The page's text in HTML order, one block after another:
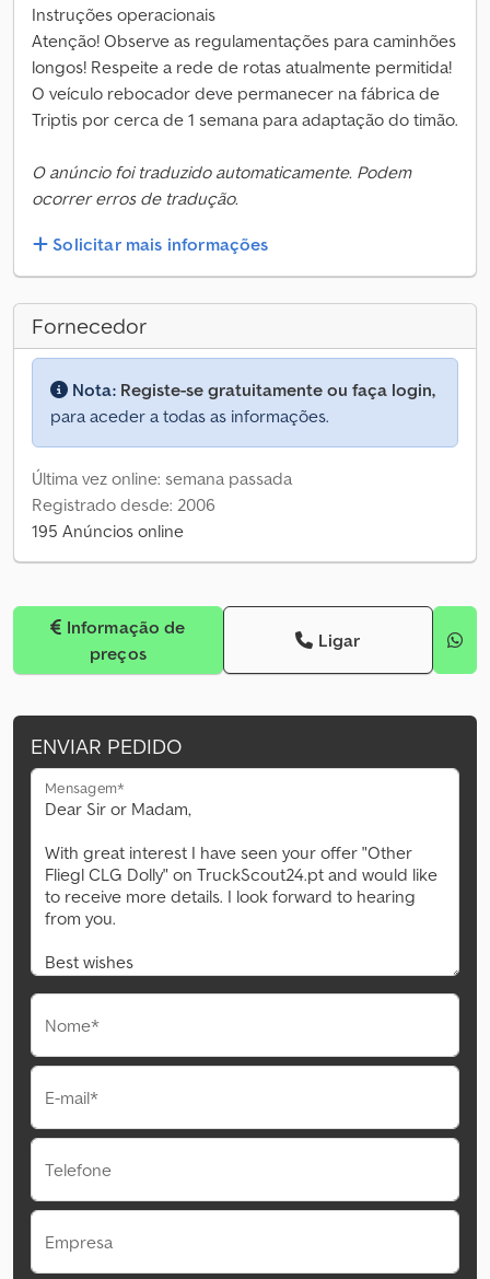
Instruções operacionais
Atenção! Observe as regulamentações para caminhões
longos! Respeite a rede de rotas atualmente permitida!
O veículo rebocador deve permanecer na fábrica de
Triptis por cerca de 1 semana para adaptação do timão.
O anúncio foi traduzido automaticamente. Podem
ocorrer erros de tradução.
Solicitar mais informações
Fornecedor
Nota: Registe-se gratuitamente ou faça login,
para aceder a todas as informações.
Última vez online: semana passada
Registrado desde: 2006
195 Anúncios online
preços
Ligar
ENVIAR PEDIDO
Mensagem*
Nome*
E-mail*
Telefone
Empresa